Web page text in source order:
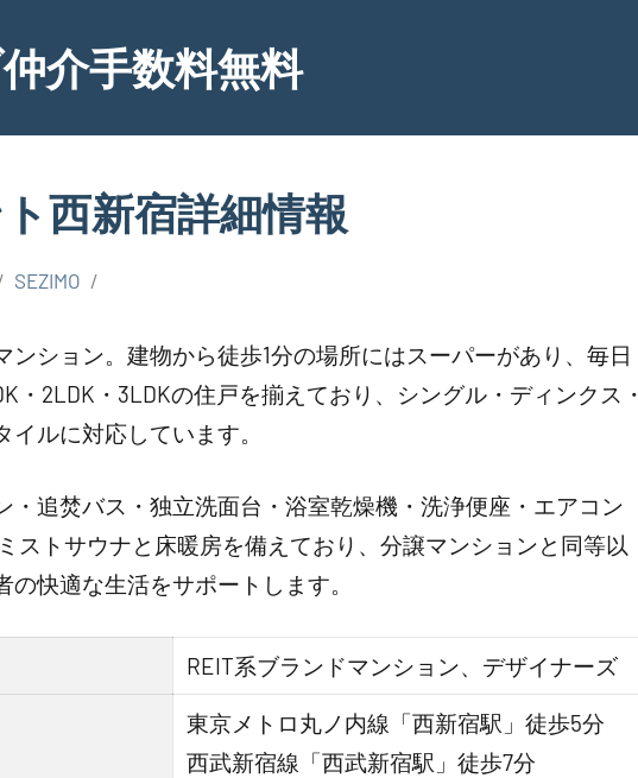
介手数料無料
西新宿詳細情報
SEZIMO
ション。建物から徒歩1分の場所にはスーパーがあり、毎日
・2LDK・3LDKの住戸を揃えており、シングル・ディンクス・
ルに対応しています。
・追焚バス・独立洗面台・浴室乾燥機・洗浄便座・エアコン
ストサウナと床暖房を備えており、分譲マンションと同等以
の快適な生活をサポートします。
REIT系ブランドマンション、デザイナーズ
東京メトロ丸ノ内線「西新宿駅」徒歩5分
西武新宿線「西武新宿駅」徒歩7分